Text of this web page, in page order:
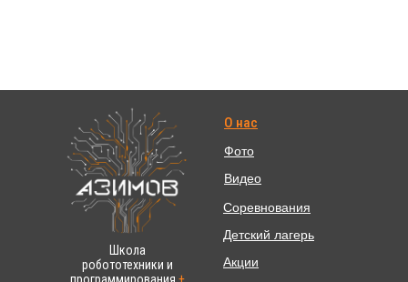
Школа
робототехники и
О нас
Соревнования
Детский лагерь
Акции
Фото
Видео